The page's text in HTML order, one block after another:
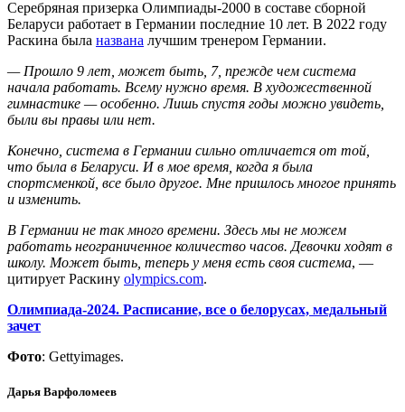
Серебряная призерка Олимпиады-2000 в составе сборной
Беларуси работает в Германии последние 10 лет. В 2022 году
Раскина была названа лучшим тренером Германии.
— Прошло 9 лет, может быть, 7, прежде чем система
начала работать. Всему нужно время. В художественной
гимнастике — особенно. Лишь спустя годы можно увидеть,
были вы правы или нет.
Конечно, система в Германии сильно отличается от той,
что была в Беларуси. И в мое время, когда я была
спортсменкой, все было другое. Мне пришлось многое принять
и изменить.
В Германии не так много времени. Здесь мы не можем
работать неограниченное количество часов. Девочки ходят в
школу. Может быть, теперь у меня есть своя система, —
цитирует Раскину olympics.com.
Олимпиада-2024. Расписание, все о белорусах, медальный
зачет
Фото: Gettyimages.
Дарья Варфоломеев